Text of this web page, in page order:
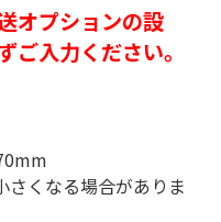
オプションの設
ご入力ください。
くなる場合がありま